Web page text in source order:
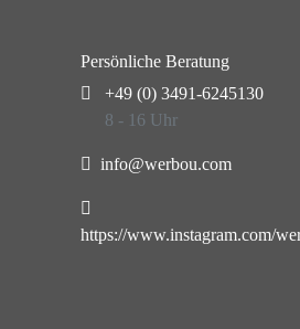
Persönliche Beratung
+49 (0) 3491-6245130
8 - 16 Uhr
info@werbou.com
https://www.instagram.com/